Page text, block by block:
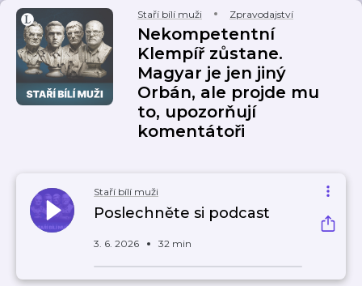
Staří bílí muži Zpravodajství
Nekompetentní
Klempíř zůstane.
Magyar je jen jiný
Orbán, ale projde mu
to, upozorňují
komentátoři
Staří bílí muži
Poslechněte si podcast
3. 6. 2026 32 min